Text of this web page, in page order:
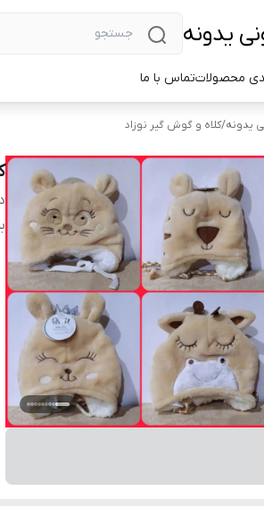
یدونه
محصولاتتماس با ما
یدونه/کلاه و گوش گیر نوزاد